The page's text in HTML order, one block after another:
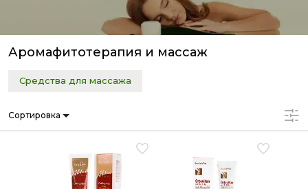
Аромафитотерапия и массаж
Средства для массажа
Сортировка